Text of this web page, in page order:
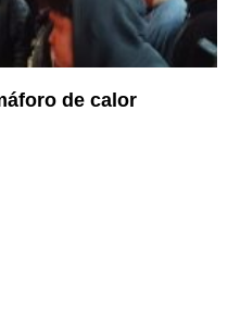
de calor